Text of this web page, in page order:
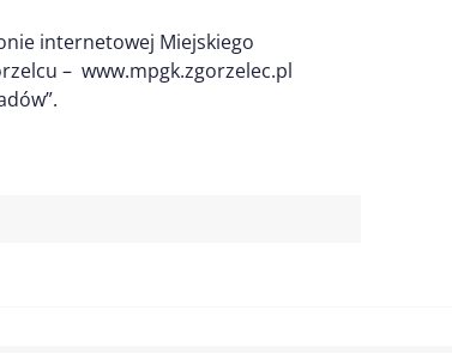
internetowej Miejskiego
– www.mpgk.zgorzelec.pl